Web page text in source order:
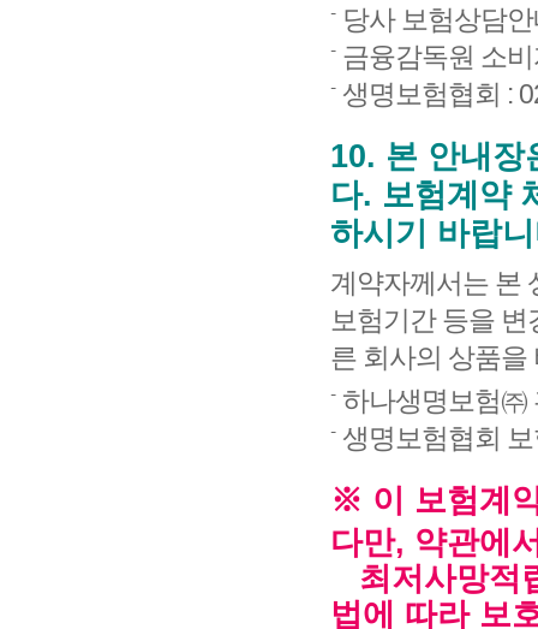
당사 보험상담
금융감독원 소
생명보험협회 :
10. 본 안내장
다. 보험계약
하시기 바랍
계약자께서는 본
보험기간 등을
른 회사의 상품을
하나생명보험㈜
생명보험협회
※ 이 보험계
다만, 약관에
최저사망적
법에 따라 보